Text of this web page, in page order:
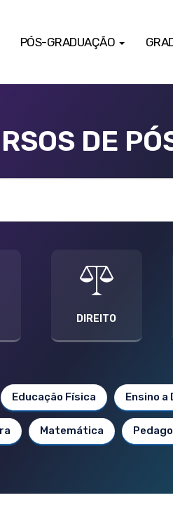
PÓS-GRADUAÇÃO
DE
DIREITO
Educação Física Ensino a
Matemática